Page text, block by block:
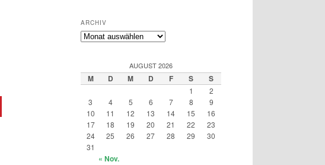
ARCHIV
Archiv
AUGUST 2026
M D M D F S S
1
2
3
4 5 6 7 8
9
10
11 12 13 14 15
16
17
18 19 20 21 22
23
24
25 26 27 28 29
30
31
« Nov.